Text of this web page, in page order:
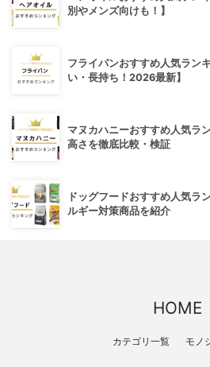
別やメンズ向けも！】
フライパンおすすめ人気ラン
い・長持ち！2026最新】
マヌカハニーおすすめ人気ラ
高さを徹底比較・検証
ドッグフードおすすめ人気ラ
ルギー対策商品を紹介
HOME
カテゴリ一覧 モノ